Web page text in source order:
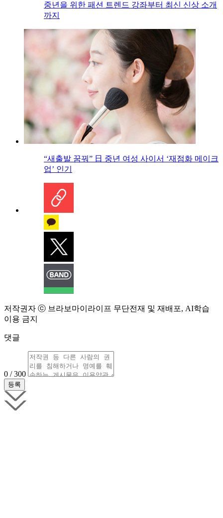
중년을 위한 패션 트렌드 강좌부터 최신 신상 소개
까지
“새출발 꿈꿔” 日 중년 여성 사이서 ‘재점화 메이크
업’ 인기
저작권자 ⓒ 브라보마이라이프 무단전재 및 재배포, AI학습
이용 금지
댓글
0 / 300